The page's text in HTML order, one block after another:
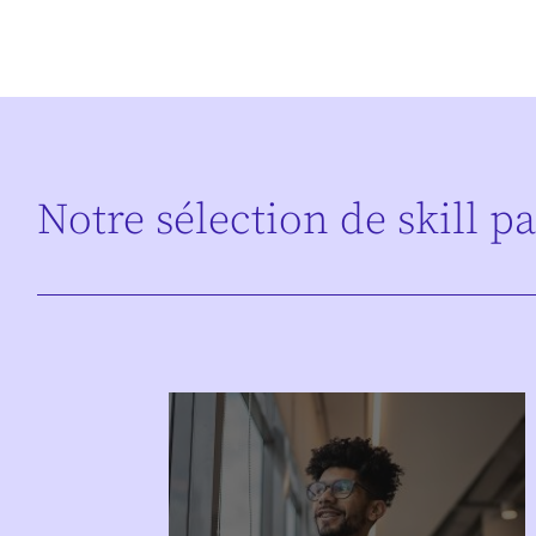
Notre sélection de skill